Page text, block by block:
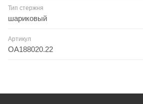
Тип стержня
шариковый
Артикул
OA188020.22